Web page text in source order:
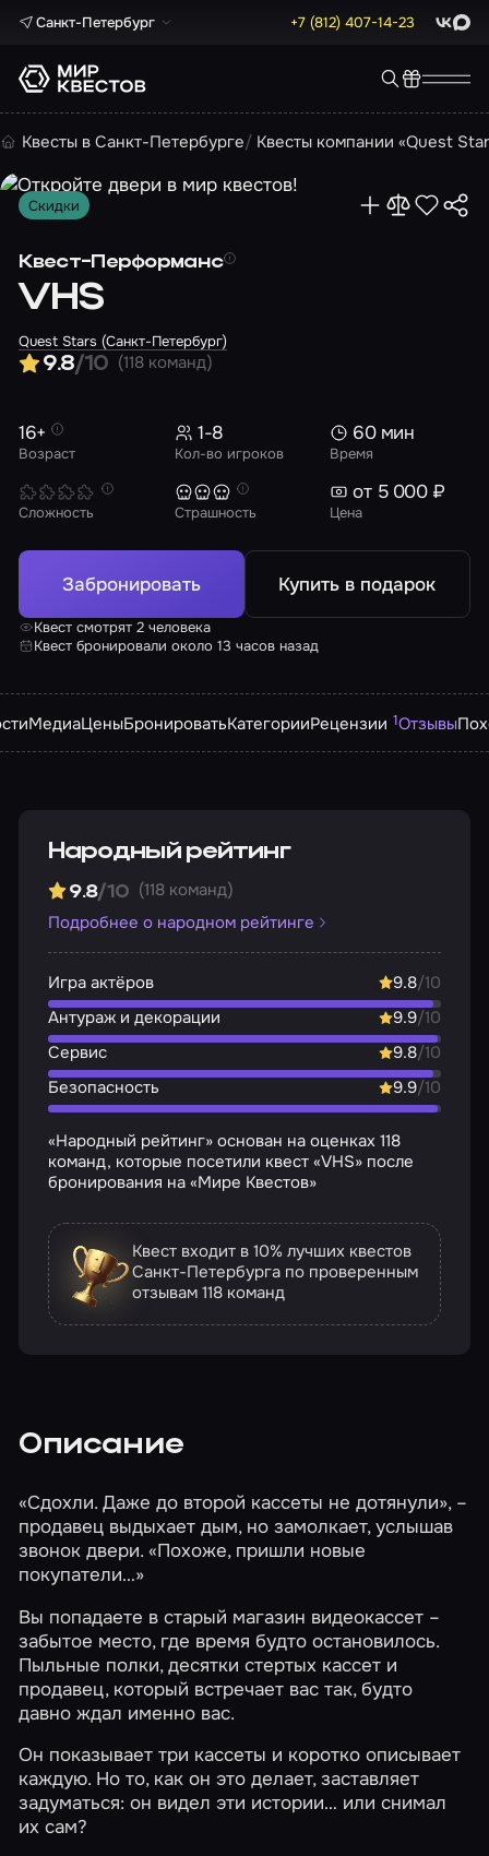
Санкт-Петербург +7 (812) 407-14-23 Max
Квесты в Санкт-Петербурге Квесты компании «Quest
Скидки
Квест-Перформанс
VHS
Quest Stars (Санкт-Петербург)
9.8/10 (118 команд)
Возраст
16+
Кол-во игроков
1-8
Время
60 мин
Сложность Страшность Цена
от 5 000 ₽
Забронировать Купить в подарок
Квест смотрят 2 человека
Квест бронировали около 13 часов назад
МедиаЦеныБронироватьКатегорииРецензии 1Отзывы
Народный рейтинг
9.8/10 (118 команд)
Подробнее о народном рейтинге
Игра актёров 9.8/10
Антураж и декорации
9.9/10
Сервис
9.8/10
Безопасность
9.9/10
«Народный рейтинг» основан на оценках 118
команд, которые посетили квест «VHS» после
бронирования на «Мире Квестов»
Квест входит в 10% лучших квестов
Санкт-Петербурга по проверенным
отзывам118 команд
Описание
«Сдохли. Даже до второй кассеты не дотянули», –
продавец выдыхает дым, но замолкает, услышав
звонок двери. «Похоже, пришли новые
покупатели…»
Вы попадаете в старый магазин видеокассет –
забытое место, где время будто остановилось.
Пыльные полки, десятки стертых кассет и
продавец, который встречает вас так, будто
давно ждал именно вас.
Он показывает три кассеты и коротко описывает
каждую. Но то, как он это делает, заставляет
задуматься: он видел эти истории… или снимал
их сам?